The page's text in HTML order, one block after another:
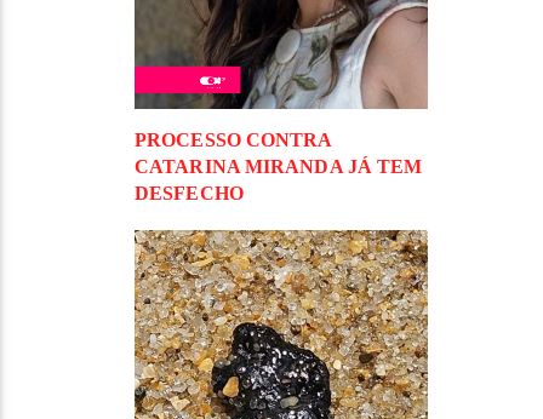
PROCESSO CONTRA
CATARINA MIRANDA JÁ TEM
DESFECHO